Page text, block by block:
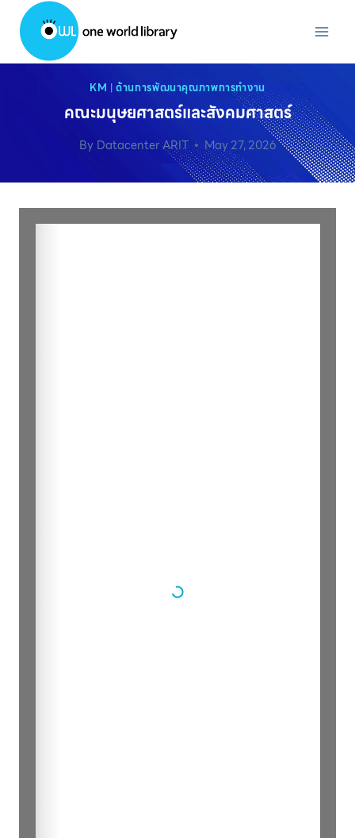
Skip
content
KM |ด้านการพัฒนาคุณภาพการทำงาน
คณะมนุษยศาสตร์และสังคมศาสตร์
By Datacenter ARIT May 27, 2026